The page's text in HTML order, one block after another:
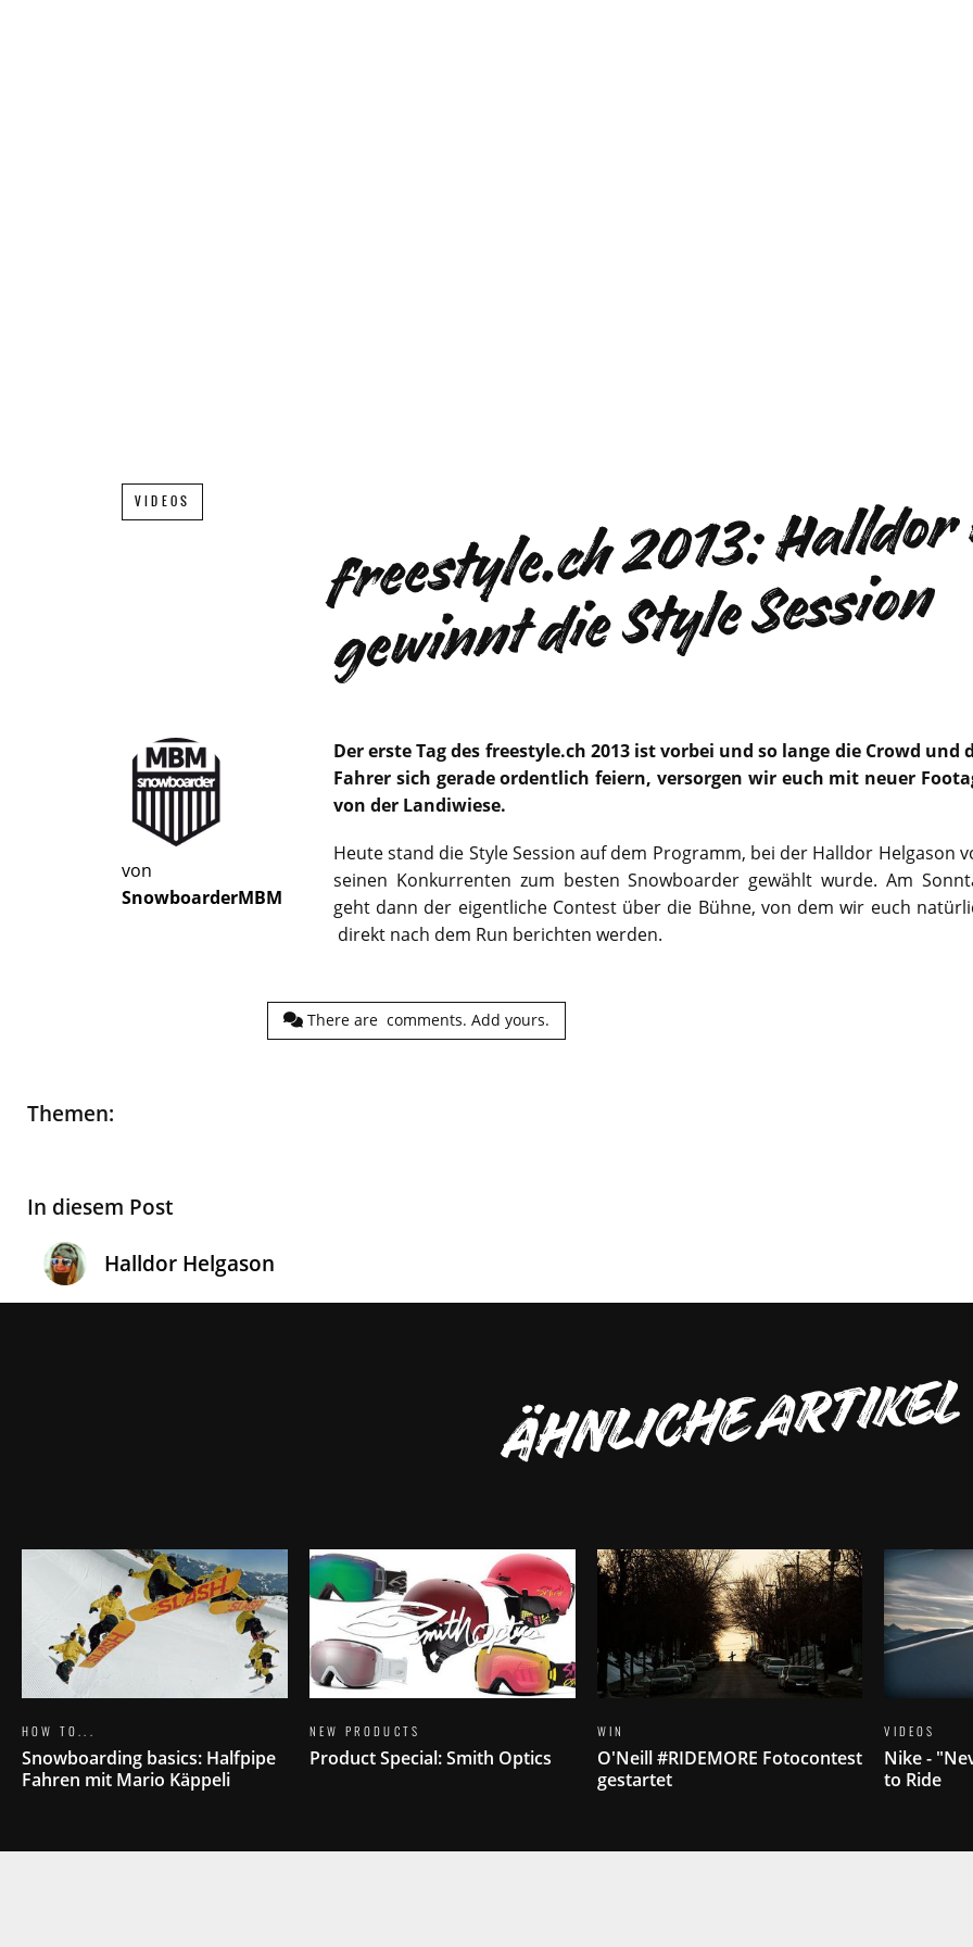
VIDEOS
n
von
SnowboarderMBM
Der erste Tag des freestyle.ch 2013 ist vorbei und so lange die Crowd und
Fahrer sich gerade ordentlich feiern, versorgen wir euch mit neuer
von der Landiwiese.
Heute stand die Style Session auf dem Programm, bei der Halldor Helgason
seinen Konkurrenten zum besten Snowboarder gewählt wurde. Am
geht dann der eigentliche Contest über die Bühne, von dem wir euch
direkt nach dem Run berichten werden.
There are comments.Add yours.
Themen:
In diesem Post
Halldor Helgason
ÄHNLICHE ARTIKEL
HOW TO...
Snowboarding basics: Halfpipe
Fahren mit Mario Käppeli
NEW PRODUCTS
Product Special: Smith Optics
WIN
O'Neill #RIDEMORE Fotocontest
gestartet
VIDEOS
Nike -
to Ride